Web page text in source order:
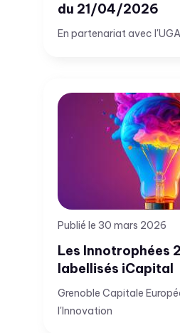
du 21/04/2026
En partenariat avec l'UGA
Publié le 30 mars 2026
Les Innotrophées
labellisés iCapital
Grenoble Capitale
l'Innovation